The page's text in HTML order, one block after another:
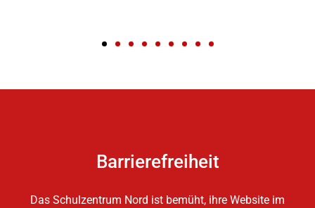
Barrierefreiheit
Das Schulzentrum Nord ist bemüht, ihre Website im